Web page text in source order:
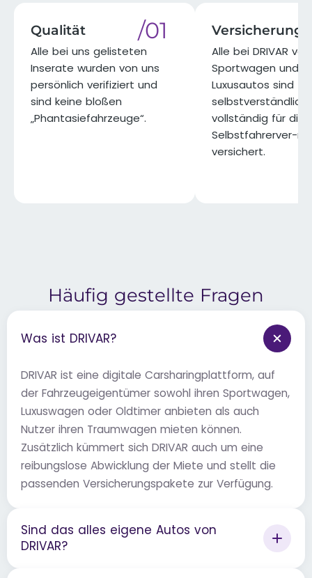
Qualität /01
Alle bei uns gelisteten
Inserate wurden von uns
persönlich verifiziert und
sind keine bloßen
„Phantasiefahrzeuge“.​
Versicherung
Alle bei DRIVAR
Sportwagen und
Luxusautos sind
selbstverständlich
vollständig für die
Selbstfahrerver-
versichert.​
Häufig gestellte Fragen
Was ist DRIVAR?
DRIVAR ist eine digitale Carsharingplattform, auf
der Fahrzeugeigentümer sowohl ihren Sportwagen,
Luxuswagen oder Oldtimer anbieten als auch
Nutzer ihren Traumwagen mieten können.
Zusätzlich kümmert sich DRIVAR auch um eine
reibungslose Abwicklung der Miete und stellt die
passenden Versicherungspakete zur Verfügung.
Sind das alles eigene Autos von
DRIVAR?